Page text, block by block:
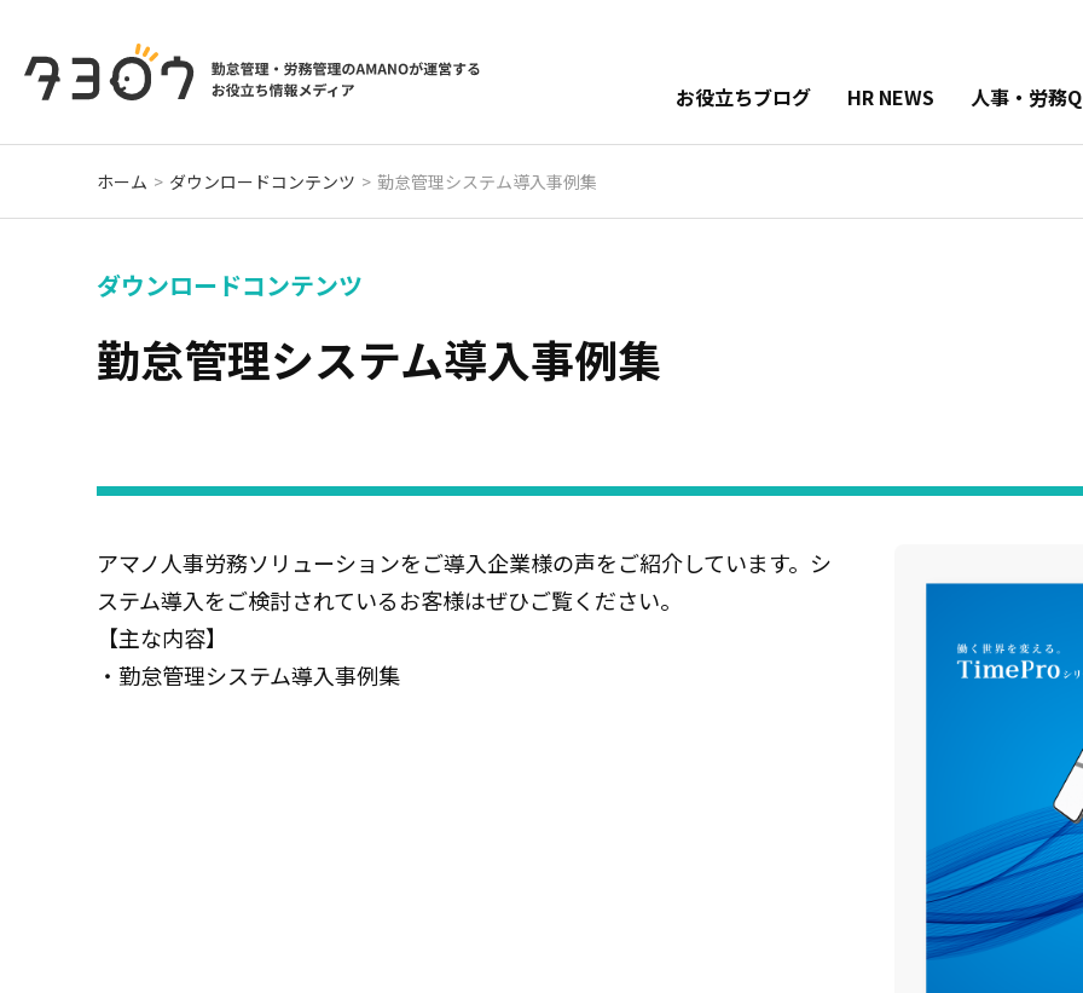
お役立ちブログ HR NEWS 人事・労務
ホーム ダウンロードコンテンツ 勤怠管理システム導入事例集
ダウンロードコンテンツ
勤怠管理システム導入事例集
アマノ人事労務ソリューションをご導入企業様の声をご紹介しています。シ
ステム導入をご検討されているお客様はぜひご覧ください。
【主な内容】
・勤怠管理システム導入事例集